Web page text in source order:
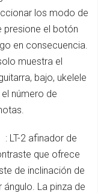
los modo de
presione el botón
en consecuencia.
muestra el
bajo, ukelele
número de
: LT-2 afinador de
que ofrece
de inclinación de
ángulo. La pinza de